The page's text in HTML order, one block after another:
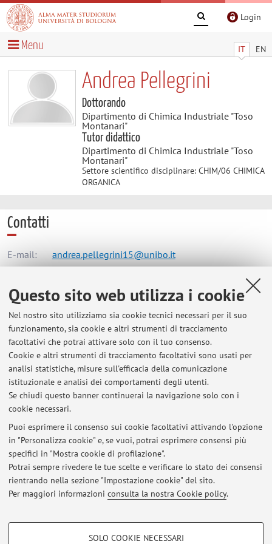
Questo sito web utilizza i cookie
Nel nostro sito utilizziamo sia cookie tecnici necessari per il suo
funzionamento, sia cookie e altri strumenti di tracciamento
facoltativi che potrai attivare solo con il tuo consenso.
Cookie e altri strumenti di tracciamento facoltativi sono usati per
analisi statistiche, misure sull'efficacia della comunicazione
istituzionale e analisi dei comportamenti degli utenti.
Se chiudi questo banner continuerai la navigazione solo con i
cookie necessari.
Puoi esprimere il consenso sui cookie facoltativi attivando l'opzione
in "Personalizza cookie" e, se vuoi, potrai esprimere consensi più
specifici in "Mostra cookie di profilazione".
Potrai sempre rivedere le tue scelte e verificare lo stato dei consensi
rientrando nella sezione "Impostazione cookie" del sito.
Per maggiori informazioni consulta la nostra Cookie policy.
COOKIE DI PROFILAZIONE - FACOLTATIVI
SOLO COOKIE NECESSARI
Login
IT EN
Menu
Andrea Pellegrini
Dottorando
Dipartimento di Chimica Industriale "Toso
Montanari"
Tutor didattico
Dipartimento di Chimica Industriale "Toso
Montanari"
Settore scientifico disciplinare: CHIM/06 CHIMICA
ORGANICA
Contatti
E-mail: andrea.pellegrini15@unibo.it
Dipartimento di Chimica Industriale "Toso Montanari"
Via Piero Gobetti 85, Bologna - Vai alla mappa
Risorse in rete
ORCID
Ultimi avvisi
Al momento non sono presenti avvisi.